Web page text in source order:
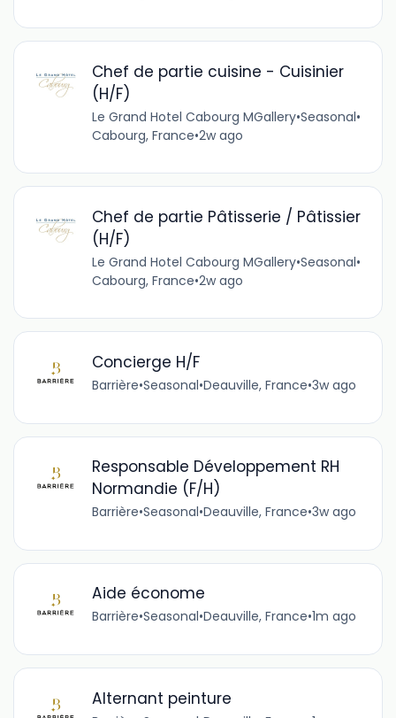
Chef de partie cuisine - Cuisinier
(H/F)
Le Grand Hotel Cabourg MGallery•Seasonal•
Cabourg, France•2w ago
Chef de partie Pâtisserie / Pâtissier
(H/F)
Le Grand Hotel Cabourg MGallery•Seasonal•
Cabourg, France•2w ago
Concierge H/F
Barrière•Seasonal•Deauville, France•3w ago
Responsable Développement RH
Normandie (F/H)
Barrière•Seasonal•Deauville, France•3w ago
Aide économe
Barrière•Seasonal•Deauville, France•1m ago
Alternant peinture